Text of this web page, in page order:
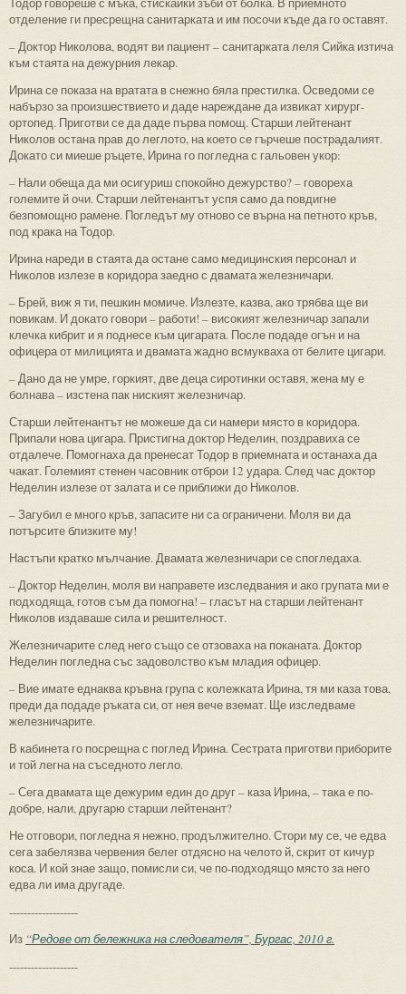
отделение ги пресрещна санитарката и им посочи къде да го оставят.
– Доктор Николова, водят ви пациент – санитарката леля Сийка изтича
към стаята на дежурния лекар.
Ирина се показа на вратата в снежно бяла престилка. Осведоми се
набързо за произшествието и даде нареждане да извикат хирург-
ортопед. Приготви се да даде първа помощ. Старши лейтенант
Николов остана прав до леглото, на което се гърчеше пострадалият.
Докато си миеше ръцете, Ирина го погледна с гальовен укор:
– Нали обеща да ми осигуриш спокойно дежурство? – говореха
големите й очи. Старши лейтенантът успя само да повдигне
безпомощно рамене. Погледът му отново се върна на петното кръв,
под крака на Тодор.
Ирина нареди в стаята да остане само медицинския персонал и
Николов излезе в коридора заедно с двамата железничари.
– Брей, виж я ти, пешкин момиче. Излезте, казва, ако трябва ще ви
повикам. И докато говори – работи! – високият железничар запали
клечка кибрит и я поднесе към цигарата. После подаде огън и на
офицера от милицията и двамата жадно всмукваха от белите цигари.
– Дано да не умре, горкият, две деца сиротинки оставя, жена му е
болнава – изстена пак ниският железничар.
Старши лейтенантът не можеше да си намери място в коридора.
Припали нова цигара. Пристигна доктор Неделин, поздравиха се
отдалече. Помогнаха да пренесат Тодор в приемната и останаха да
чакат. Големият стенен часовник отброи 12 удара. След час доктор
Неделин излезе от залата и се приближи до Николов.
– Загубил е много кръв, запасите ни са ограничени. Моля ви да
потърсите близките му!
Настъпи кратко мълчание. Двамата железничари се спогледаха.
– Доктор Неделин, моля ви направете изследвания и ако групата ми е
подходяща, готов съм да помогна! – гласът на старши лейтенант
Николов издаваше сила и решителност.
Железничарите след него също се отзоваха на поканата. Доктор
Неделин погледна със задоволство към младия офицер.
– Вие имате еднаква кръвна група с колежката Ирина, тя ми каза това,
преди да подаде ръката си, от нея вече вземат. Ще изследваме
железничарите.
В кабинета го посрещна с поглед Ирина. Сестрата приготви приборите
и той легна на съседното легло.
– Сега двамата ще дежурим един до друг – каза Ирина, – така е по-
добре, нали, другарю старши лейтенант?
Не отговори, погледна я нежно, продължително. Стори му се, че едва
сега забелязва червения белег отдясно на челото й, скрит от кичур
коса. И кой знае защо, помисли си, че по-подходящо място за него
едва ли има другаде.
-------------------
Из “Редове от бележника на следователя”, Бургас, 2010 г.
-------------------